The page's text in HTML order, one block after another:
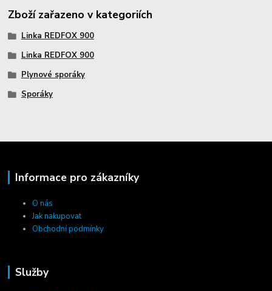
Zboží zařazeno v kategoriích
Linka REDFOX 900
Linka REDFOX 900
Plynové sporáky
Sporáky
Informace pro zákazníky
O nás
Jak nakupovat
Obchodní podmínky
Služby